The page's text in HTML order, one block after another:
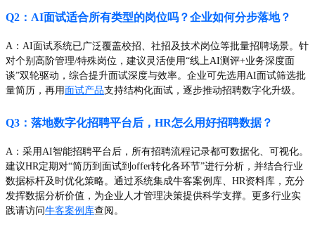
Q2：AI面试适合所有类型的岗位吗？企业如何分步落地？
A：AI面试系统已广泛覆盖校招、社招及技术岗位等批量招聘场景。针
对个别高阶管理/特殊岗位，建议灵活使用“线上AI测评+业务深度面
谈”双轮驱动，综合提升面试深度与效率。企业可先选用AI面试筛选批
量简历，再用 面试产品支持结构化面试，逐步推动招聘数字化升级。
Q3：落地数字化招聘平台后，HR怎么用好招聘数据？
A：采用AI智能招聘平台后，所有招聘流程记录都可数据化、可视化。
建议HR定期对“简历到面试到offer转化各环节”进行分析，并结合行业
数据标杆及时优化策略。通过系统集成牛客案例库、HR资料库，充分
发挥数据分析价值，为企业人才管理决策提供科学支撑。更多行业实
践请访问牛客案例库查阅。